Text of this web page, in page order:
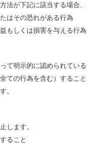
法が下記に該当する場合
はその恐れがある行為
もしくは損害を与える行
て明示的に認められてい
ての行為を含む）するこ
。
します。
ること